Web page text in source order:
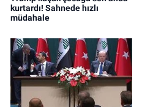
kurtardı! Sahnede hızlı
müdahale